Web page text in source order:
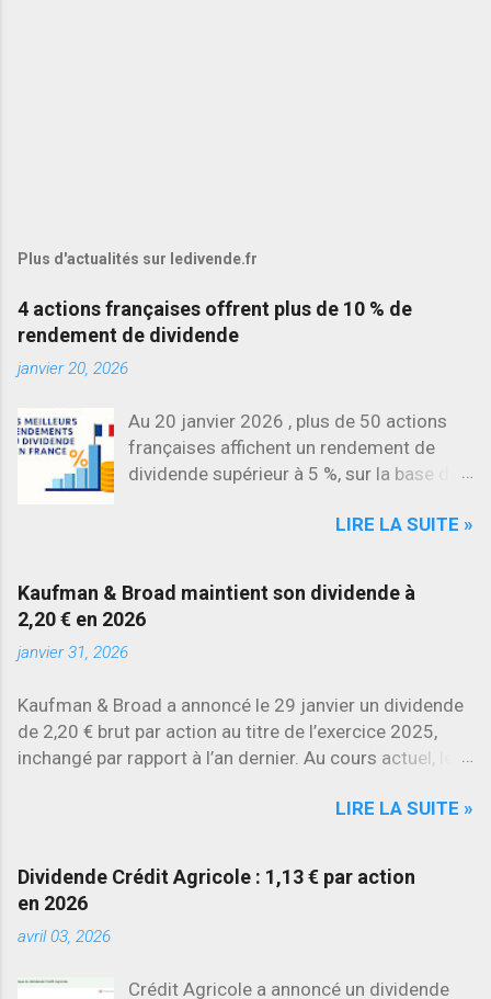
Plus d'actualités sur ledivende.fr
4 actions françaises offrent plus de 10 % de
rendement de dividende
janvier 20, 2026
Au 20 janvier 2026 , plus de 50 actions
françaises affichent un rendement de
dividende supérieur à 5 %, sur la base des
évolutions les plus marquantes concerne
Stellantis et Renault reculent déjà à deux
chiffres.
LIRE LA SUITE »
Kaufman & Broad maintient son dividende à
2,20 € en 2026
janvier 31, 2026
Kaufman & Broad a annoncé le 29 janvier un dividende
de 2,20 € brut par action au titre de l’exercice 2025,
inchangé par rapport à l’an dernier. Au cours actuel, le
LIRE LA SUITE »
Dividende Crédit Agricole : 1,13 € par action
en 2026
avril 03, 2026
Crédit Agricole a annoncé un dividende